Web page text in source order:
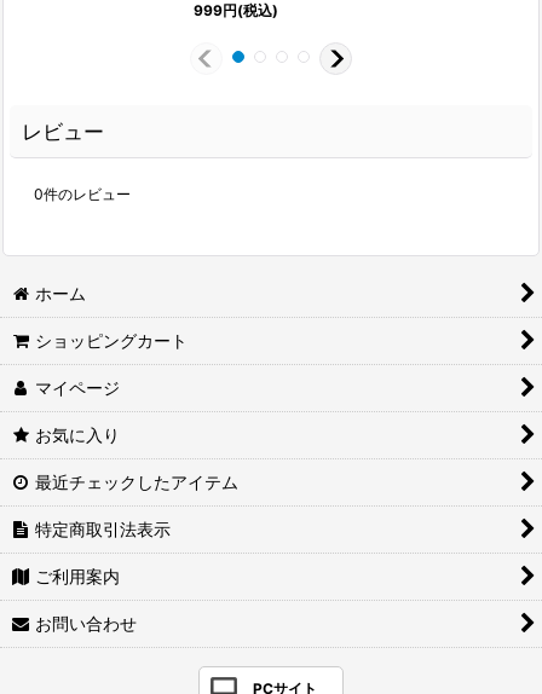
999円(税込)
レビュー
0件のレビュー
ホーム
ショッピングカート
マイページ
お気に入り
最近チェックしたアイテム
特定商取引法表示
ご利用案内
お問い合わせ
PCサイト